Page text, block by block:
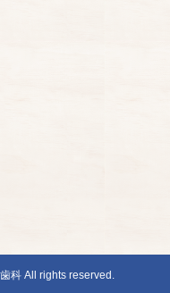
科 All rights reserved.